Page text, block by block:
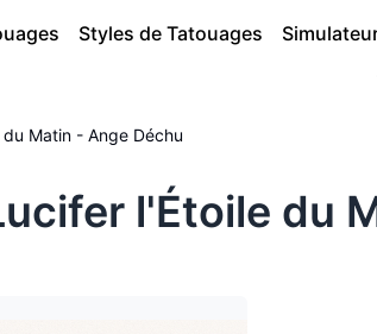
Styles de Tatouages
Matin - Ange Déchu
l'Étoile du